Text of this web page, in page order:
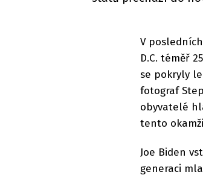
V
D.C. téměř
se pokryly
fotograf
obyvatelé
tento
Joe Biden
generaci